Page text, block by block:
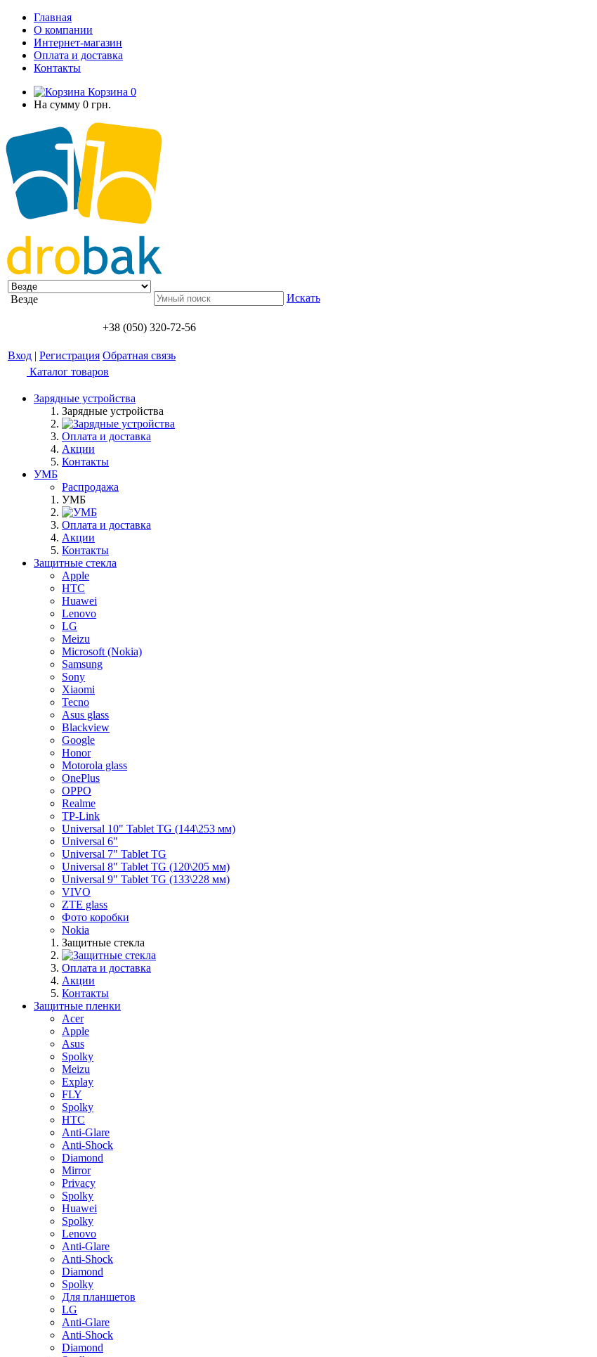
Главная
О компании
Интернет-магазин
Оплата и доставка
Контакты
Корзина 0
На сумму 0 грн.
Везде Искать
+38 (050) 320-72-56
Вход | Регистрация Обратная связь
Каталог товаров
Зарядные устройства
Зарядные устройства
Оплата и доставка
Акции
Контакты
УМБ
Распродажа
УМБ
Оплата и доставка
Акции
Контакты
Защитные стекла
Apple
HTC
Huawei
Lenovo
LG
Meizu
Microsoft (Nokia)
Samsung
Sony
Xiaomi
Tecno
Asus glass
Blackview
Google
Honor
Motorola glass
OnePlus
OPPO
Realme
TP-Link
Universal 10" Tablet TG (144\253 мм)
Universal 6"
Universal 7" Tablet TG
Universal 8" Tablet TG (120\205 мм)
Universal 9" Tablet TG (133\228 мм)
VIVO
ZTE glass
Фото коробки
Nokia
Защитные стекла
Оплата и доставка
Акции
Контакты
Защитные пленки
Acer
Apple
Asus
Spolky
Meizu
Explay
FLY
Spolky
HTC
Anti-Glare
Anti-Shock
Diamond
Mirror
Privacy
Spolky
Huawei
Spolky
Lenovo
Anti-Glare
Anti-Shock
Diamond
Spolky
Для планшетов
LG
Anti-Glare
Anti-Shock
Diamond